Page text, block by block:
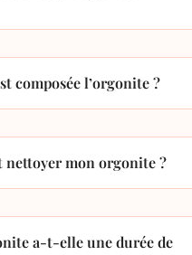
composée l’orgonite ?
nettoyer mon orgonite ?
a-t-elle une durée de